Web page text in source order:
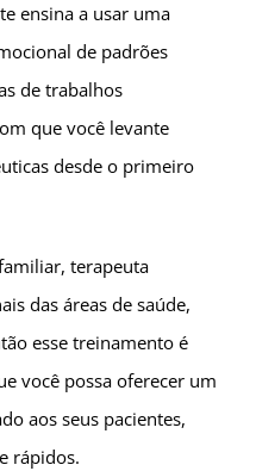
te ensina a usar uma
de padrões
de trabalhos
que você levante
desde o primeiro
terapeuta
das áreas de saúde,
esse treinamento é
você possa oferecer um
aos seus pacientes,
rápidos.